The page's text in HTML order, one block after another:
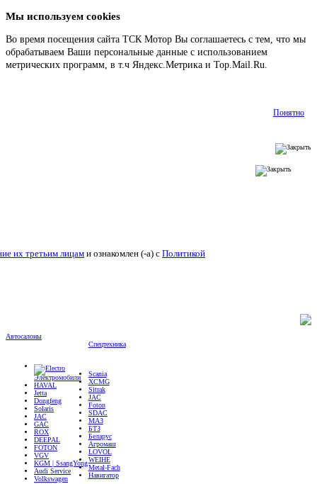
Мы используем cookies
Во время посещения сайта ТСК Мотор Вы соглашаетесь с тем, что мы
обрабатываем Ваши персональные данные с использованием
метрических программ, в т.ч Яндекс.Метрика и Top.Mail.Ru.
Понятно
их третьим лицами ознакомлен (-а) cПолитикой конфиденциальности
Электромобили
HAVAL
Jetta
Dongfeng
Solaris
JAC
GAC
ROX
DEEPAL
FOTON
VGV
KGM | SsangYong
Audi Service
Volkswagen
Service
XCMG
Sitrak
JAC
Foton
SDAC
МАЗ
БТЗ
Беларус
Агромаш
LOVOL
WEIHE
Metal-Fach
Навигатор
Мототехника